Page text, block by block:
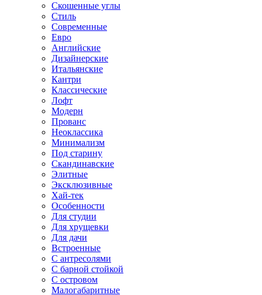
Скошенные углы
Стиль
Современные
Евро
Английские
Дизайнерские
Итальянские
Кантри
Классические
Лофт
Модерн
Прованс
Неоклассика
Минимализм
Под старину
Скандинавские
Элитные
Эксклюзивные
Хай-тек
Особенности
Для студии
Для хрущевки
Для дачи
Встроенные
С антресолями
С барной стойкой
С островом
Малогабаритные